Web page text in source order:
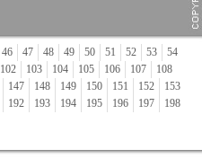
46 47 48 49 50 51 52 53
54
102 103 104 105 106 107
108
147 148 149 150 151 152
153
192 193 194 195 196 197
198